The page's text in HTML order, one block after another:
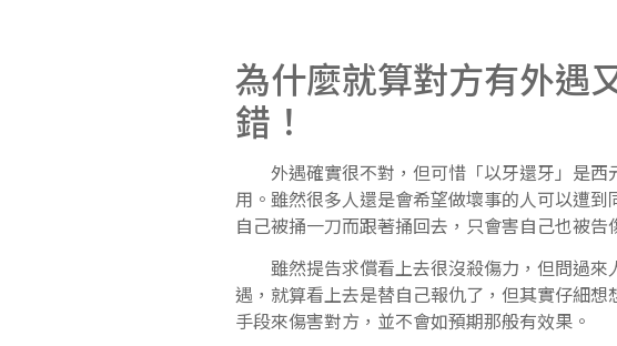
為什麼就算對方有外遇
錯！
外遇確實很不對，但可惜「以牙還牙」是西
用。雖然很多人還是會希望做壞事的人可以遭
自己被捅一刀而跟著捅回去，只會害自己也被
雖然提告求償看上去很沒殺傷力，但問過來
遇，就算看上去是替自己報仇了，但其實仔細
手段來傷害對方，並不會如預期那般有效果。